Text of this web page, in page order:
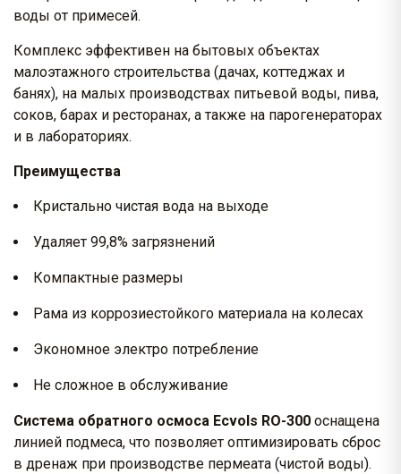
воды от примесей.
Комплекс эффективен на бытовых объектах
малоэтажного строительства (дачах, коттеджах и
банях), на малых производствах питьевой воды, пива,
соков, барах и ресторанах, а также на парогенераторах
и в лабораториях.
Преимущества
Кристально чистая вода на выходе
Удаляет 99,8% загрязнений
Компактные размеры
Рама из коррозиестойкого материала на колесах
Экономное электро потребление
Не сложное в обслуживание
Система обратного осмоса Ecvols RO-300 оснащена
линией подмеса, что позволяет оптимизировать сброс
в дренаж при производстве пермеата (чистой воды).